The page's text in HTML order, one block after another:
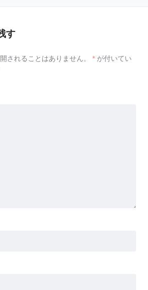
す
されることはありません。 * が付いてい